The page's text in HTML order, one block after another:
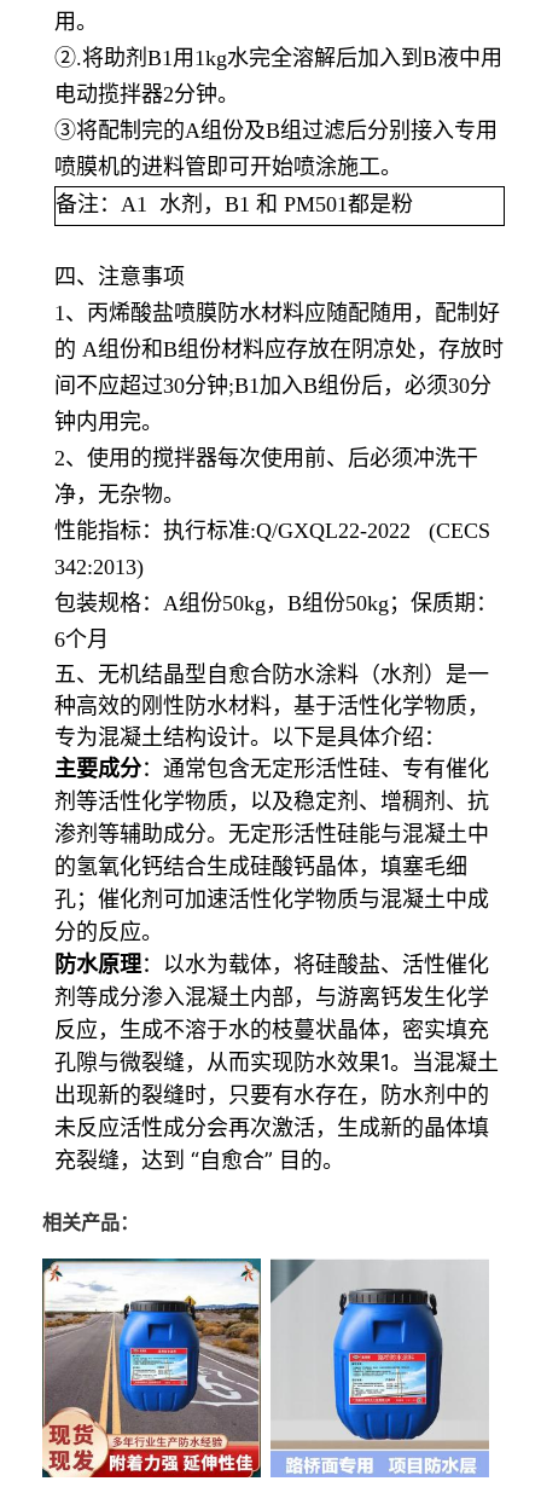
用。
②.将助剂B1用1kg水完全溶解后加入到B液中用
电动揽拌器2分钟。
③将配制完的A组份及B组过滤后分别接入专用
喷膜机的进料管即可开始喷涂施工。
备注：A1 水剂，B1 和 PM501都是粉
四、注意事项
1、丙烯酸盐喷膜防水材料应随配随用，配制好
的 A组份和B组份材料应存放在阴凉处，存放时
间不应超过30分钟;B1加入B组份后，必须30分
钟内用完。
2、使用的搅拌器每次使用前、后必须冲洗干
净，无杂物。
性能指标：执行标准:Q/GXQL22-2022 (CECS
342:2013)
包装规格： A组份50kg，B组份50kg；保质期：
6个月
五、无机结晶型自愈合防水涂料（水剂）是一
种高效的刚性防水材料，基于活性化学物质，
专为混凝土结构设计。以下是具体介绍：
主要成分：通常包含无定形活性硅、专有催化
剂等活性化学物质，以及稳定剂、增稠剂、抗
渗剂等辅助成分。无定形活性硅能与混凝土中
的氢氧化钙结合生成硅酸钙晶体，填塞毛细
孔；催化剂可加速活性化学物质与混凝土中成
分的反应。
防水原理：以水为载体，将硅酸盐、活性催化
剂等成分渗入混凝土内部，与游离钙发生化学
反应，生成不溶于水的枝蔓状晶体，密实填充
孔隙与微裂缝，从而实现防水效果1。当混凝土
出现新的裂缝时，只要有水存在，防水剂中的
未反应活性成分会再次激活，生成新的晶体填
充裂缝，达到 “自愈合” 目的。
相关产品：